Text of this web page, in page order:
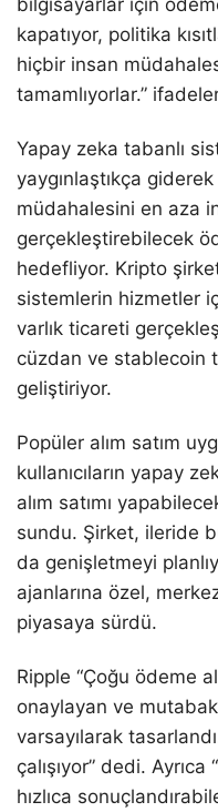
bilgisayarlar için
kapatıyor, politika
hiçbir insan
tamamlıyorlar.”
Yapay zeka tabanlı
yaygınlaştıkça
müdahalesini en aza
gerçekleştirebilecek
hedefliyor. Kripto
sistemlerin hizmetler
varlık ticareti
cüzdan ve stablecoin
geliştiriyor.
Popüler alım satım
kullanıcıların yapay
alım satımı
sundu. Şirket, ileride
da genişletmeyi
ajanlarına özel,
piyasaya sürdü.
Ripple “Çoğu ödeme
onaylayan ve
varsayılarak
çalışıyor” dedi.
hızlıca